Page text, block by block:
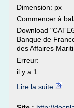
Dimension: px
Commencer à
Download
Banque de
des Affaires
Erreur:
il y a 1...
Lire la suite